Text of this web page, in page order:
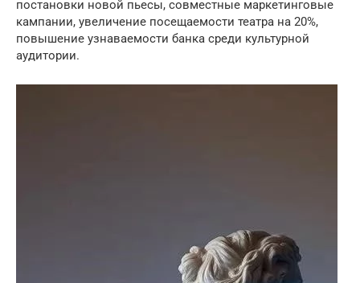
постановки новой пьесы, совместные маркетинговые
кампании, увеличение посещаемости театра на 20%,
повышение узнаваемости банка среди культурной
аудитории.